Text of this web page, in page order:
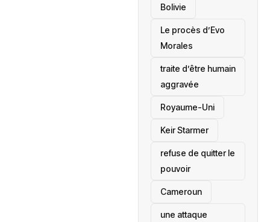
‎Bolivie
Le procès d’Evo
Morales
traite d’être humain
aggravée
‎Royaume-Uni
Keir Starmer
refuse de quitter le
pouvoir
‎Cameroun
une attaque